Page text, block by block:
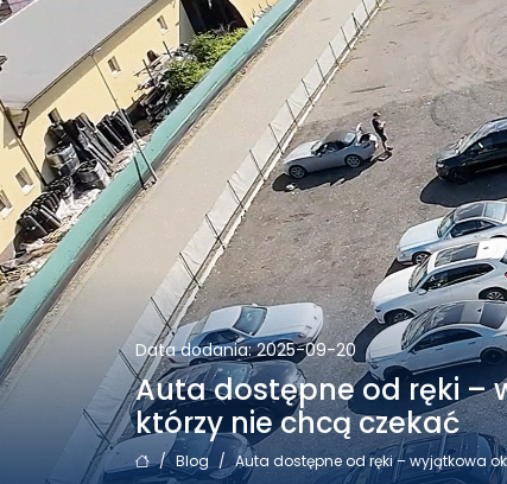
Data dodania: 2025-09-20
Auta dostępne od ręki –
którzy nie chcą czekać
/ Blog / Auta dostępne od ręki – wyjątkowa